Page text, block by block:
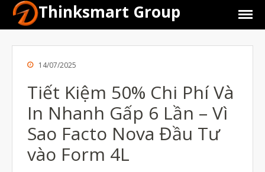
Thinksmart Group
14/07/2025
Tiết Kiệm 50% Chi Phí Và
In Nhanh Gấp 6 Lần – Vì
Sao Facto Nova Đầu Tư
vào Form 4L